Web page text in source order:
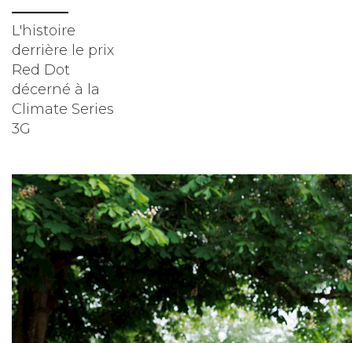
L'histoire
derrière le prix
Red Dot
décerné à la
Climate Series
3G